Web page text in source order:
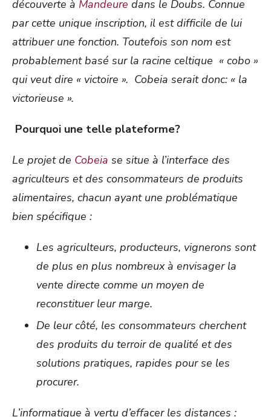
découverte à Mandeure dans le Doubs. Connue
par cette unique inscription, il est difficile de lui
attribuer une fonction. Toutefois son nom est
probablement basé sur la racine celtique « cobo »
qui veut dire « victoire ». Cobeia serait donc: « la
victorieuse ».
Pourquoi une telle plateforme?
Le projet de Cobeia se situe à l’interface des
agriculteurs et des consommateurs de produits
alimentaires, chacun ayant une problématique
bien spécifique :
Les agriculteurs, producteurs, vignerons sont
de plus en plus nombreux à envisager la
vente directe comme un moyen de
reconstituer leur marge.
De leur côté, les consommateurs cherchent
des produits du terroir de qualité et des
solutions pratiques, rapides pour se les
procurer.
L’informatique à vertu d’effacer les distances :